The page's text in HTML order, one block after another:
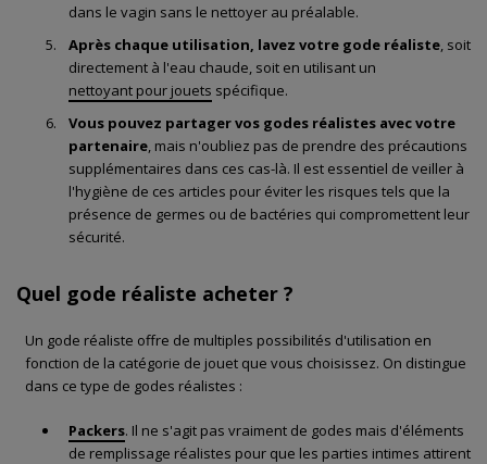
dans le vagin sans le nettoyer au préalable.
Après chaque utilisation, lavez votre gode réaliste , soit
directement à l'eau chaude, soit en utilisant un
nettoyant pour jouets spécifique.
Vous pouvez partager vos godes réalistes avec votre
partenaire , mais n'oubliez pas de prendre des précautions
supplémentaires dans ces cas-là. Il est essentiel de veiller à
l'hygiène de ces articles pour éviter les risques tels que la
présence de germes ou de bactéries qui compromettent leur
sécurité.
Quel gode réaliste acheter ?
Un gode réaliste offre de multiples possibilités d'utilisation en
fonction de la catégorie de jouet que vous choisissez. On distingue
dans ce type de godes réalistes :
Packers. Il ne s'agit pas vraiment de godes mais d'éléments
de remplissage réalistes pour que les parties intimes attirent